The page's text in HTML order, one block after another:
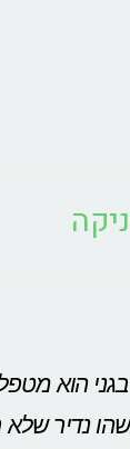
הוא
נדיר שלא